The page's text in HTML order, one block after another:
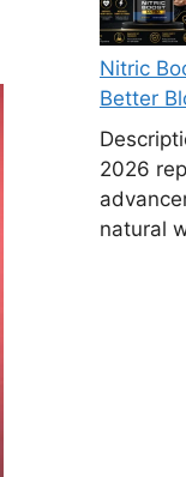
Nitric
Better
2026
natural